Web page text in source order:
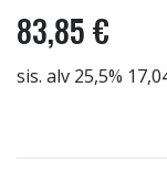
83,85 €
sis. alv 25,5%